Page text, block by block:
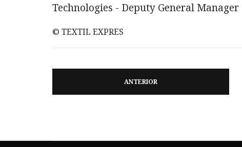
Technologies - Deputy General
© TEXTIL EXPRES
ANTERIOR